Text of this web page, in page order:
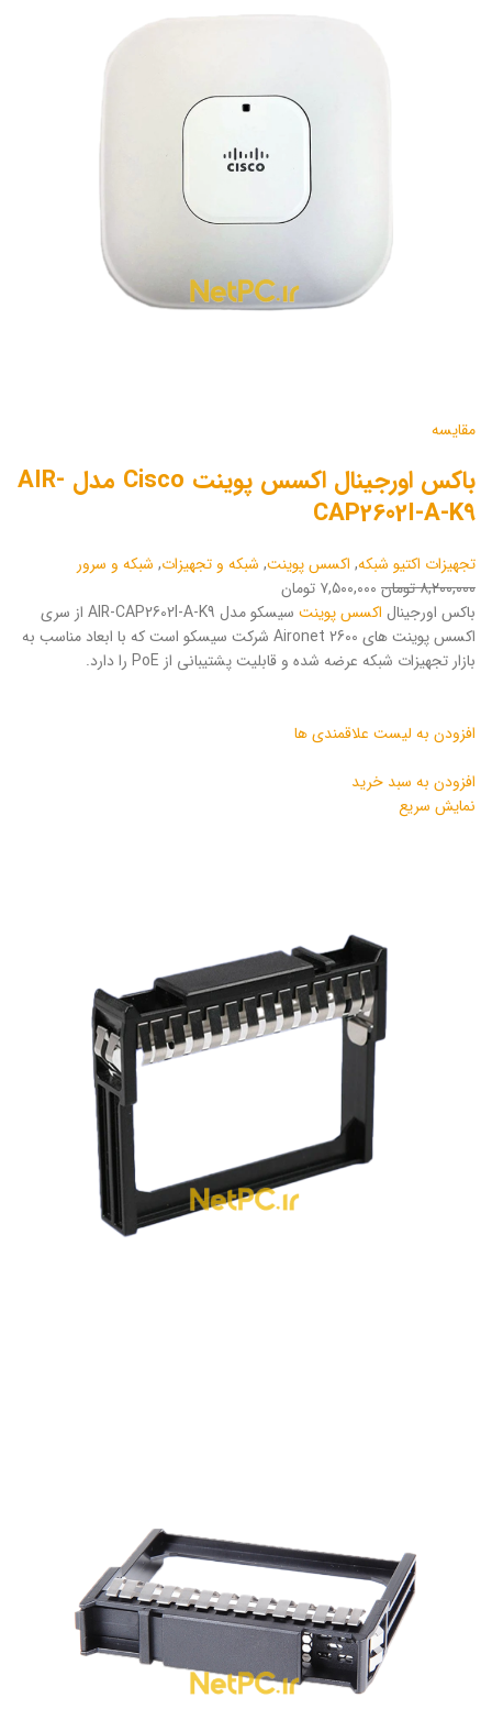
مقایسه
باکس اورجینال اکسس پوینت Cisco مدل AIR-
CAP2602I-A-K9
تجهیزات اکتیو شبکه, اکسس پوینت, شبکه و تجهیزات, شبکه و سرور
۸,۲۰۰,۰۰۰ تومان
۷,۵۰۰,۰۰۰ تومان
باکس اورجینال اکسس پوینت
سیسکو مدل AIR-CAP2602I-A-K9 از سری
اکسس پوینت های Aironet 2600 شرکت سیسکو است که با ابعاد مناسب به
بازار تجهیزات شبکه عرضه شده و قابلیت پشتیبانی از PoE را دارد.
افزودن به لیست علاقمندی ها
افزودن به سبد خرید
نمایش سریع